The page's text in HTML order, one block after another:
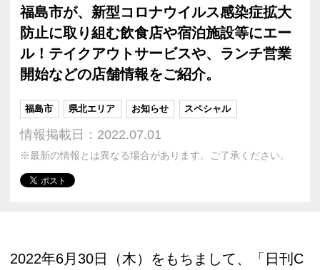
福島市が、新型コロナウイルス感染症拡大
防止に取り組む飲食店や宿泊施設等にエー
ル！テイクアウトサービスや、ランチ営業
開始などの店舗情報をご紹介。
福島市 県北エリア お知らせ スペシャル
情報掲載日：2022.07.01
※最新の情報とは異なる場合があります。ご了承ください。
2022年6月30日（木）をもちまして、「日刊C